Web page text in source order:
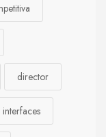
director